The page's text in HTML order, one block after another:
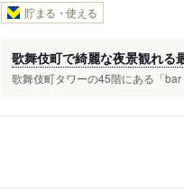
貯まる・使える
歌舞伎町で綺麗な夜景観れる
歌舞伎町タワーの45階にある「